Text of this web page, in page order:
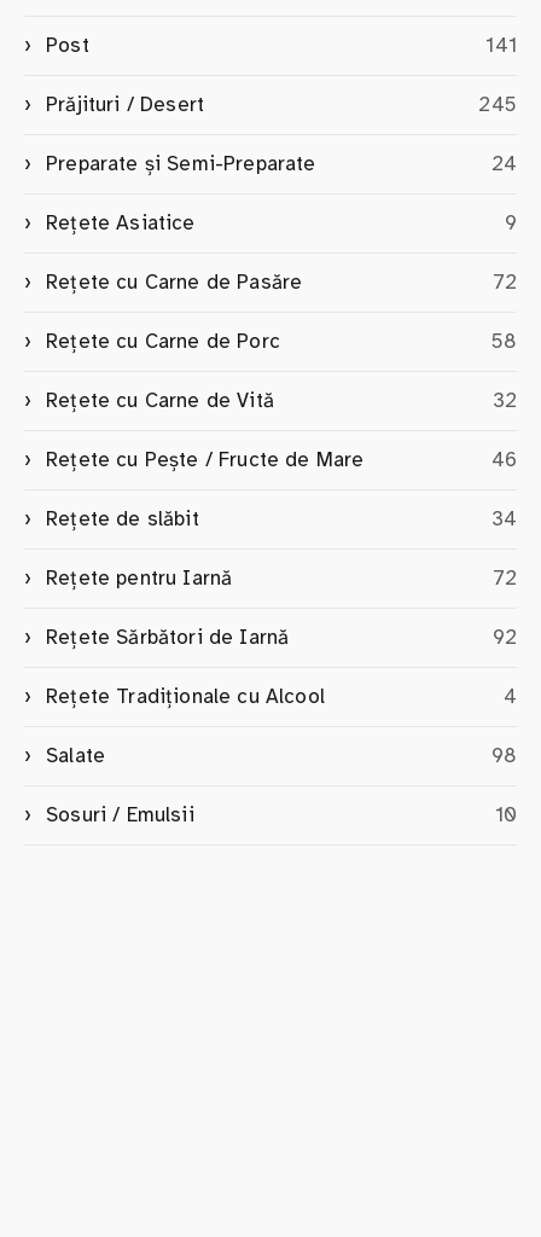
Post 141
Prăjituri / Desert 245
Preparate și Semi-Preparate 24
Rețete Asiatice 9
Rețete cu Carne de Pasăre 72
Rețete cu Carne de Porc 58
Rețete cu Carne de Vită 32
Rețete cu Pește / Fructe de Mare 46
Rețete de slăbit 34
Rețete pentru Iarnă 72
Rețete Sărbători de Iarnă 92
Rețete Tradiționale cu Alcool 4
Salate 98
Sosuri / Emulsii 10